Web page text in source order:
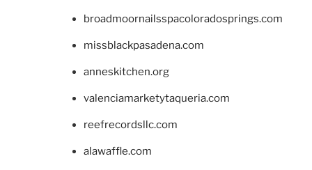
broadmoornailsspacoloradosprings.com
missblackpasadena.com
anneskitchen.org
valenciamarketytaqueria.com
reefrecordsllc.com
alawaffle.com